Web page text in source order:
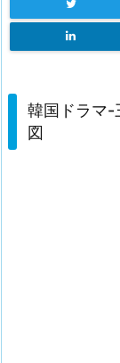
韓国ドラマ-
図